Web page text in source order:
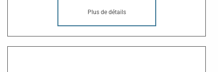
Plus de détails